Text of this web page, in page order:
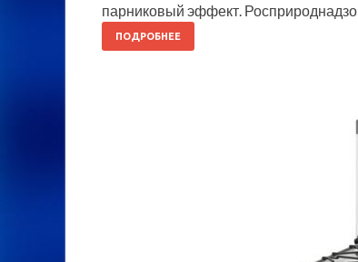
парниковый эффект.
ПОДРОБНЕЕ